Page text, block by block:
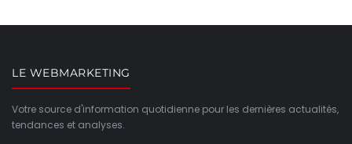
LE WEBMARKETING
Votre source d'information quotidienne pour les dernières actualités,
tendances et analyses.